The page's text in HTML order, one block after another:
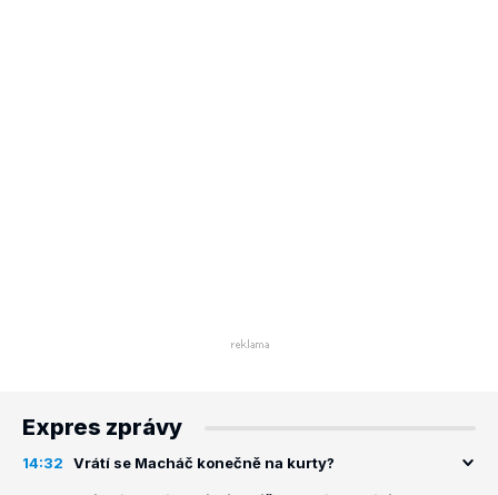
Expres zprávy
14:32 Vrátí se Macháč konečně na kurty?